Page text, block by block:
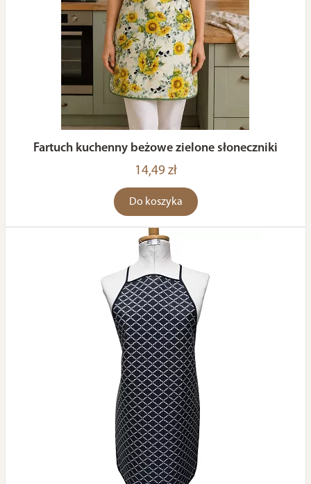
Fartuch kuchenny beżowe zielone słoneczniki
14,49 zł
Do koszyka